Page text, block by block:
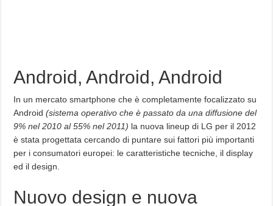
Android, Android, Android
In un mercato smartphone che è completamente focalizzato su
Android(sistema operativo che è passato da una diffusione del
9% nel 2010 al 55% nel 2011) la nuova lineup di LG per il 2012
è stata progettata cercando di puntare sui fattori più importanti
per i consumatori europei: le caratteristiche tecniche, il display
ed il design.
Nuovo design e nuova